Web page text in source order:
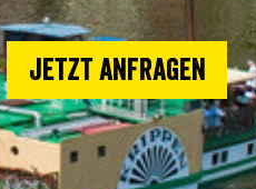
Jetzt anfragen